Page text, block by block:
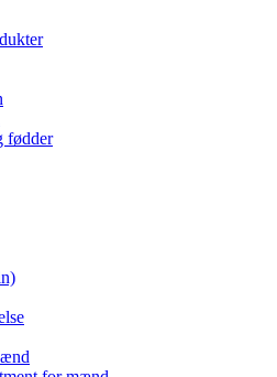
fødder